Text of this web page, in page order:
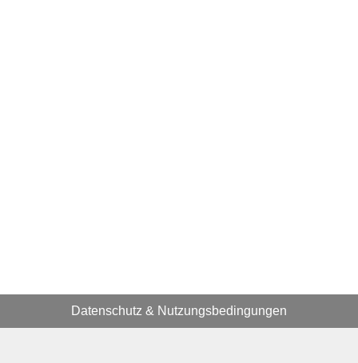
Datenschutz & Nutzungsbedingungen